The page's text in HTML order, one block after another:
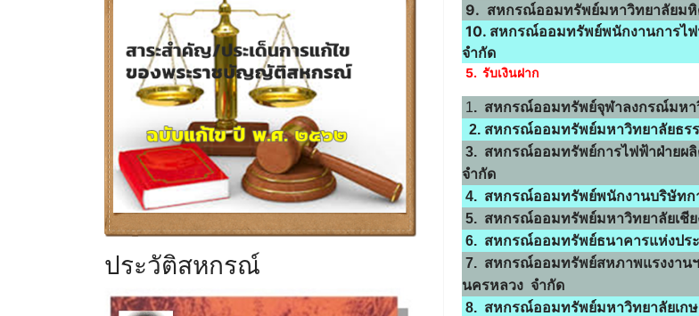
ประวัติสหกรณ์
9. สหกรณ์ออมทรัพย์มหาวิทยาลัยม
10. สหกรณ์ออมทรัพย์พนักงานการไ
จำกัด
5. รับเงินฝาก
1. สหกรณ์ออมทรัพย์จุฬาลงกรณ์มหา
2. สหกรณ์ออมทรัพย์มหาวิทยาลัยธร
3. สหกรณ์ออมทรัพย์การไฟฟ้าฝ่ายผลิ
จำกัด
4. สหกรณ์ออมทรัพย์พนักงานบริษัทก
5. สหกรณ์ออมทรัพย์มหาวิทยาลัยเชี
6. สหกรณ์ออมทรัพย์ธนาคารแห่งปร
7. สหกรณ์ออมทรัพย์สหภาพแรงงาน
นครหลวง จำกัด
8. สหกรณ์ออมทรัพย์มหาวิทยาลัยเก